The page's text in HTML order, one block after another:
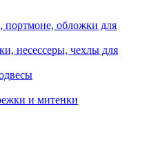
портмоне, обложки для
несессеры, чехлы для
и митенки